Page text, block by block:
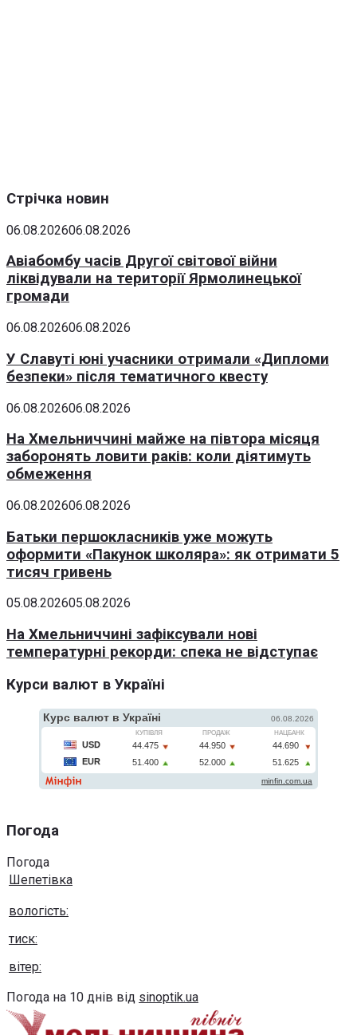
Стрічка новин
06.08.202606.08.2026
Авіабомбу часів Другої світової війни
ліквідували на території Ярмолинецької
громади
06.08.202606.08.2026
У Славуті юні учасники отримали «Дипломи
безпеки» після тематичного квесту
06.08.202606.08.2026
На Хмельниччині майже на півтора місяця
заборонять ловити раків: коли діятимуть
обмеження
06.08.202606.08.2026
Батьки першокласників уже можуть
оформити «Пакунок школяра»: як отримати 5
тисяч гривень
05.08.202605.08.2026
На Хмельниччині зафіксували нові
температурні рекорди: спека не відступає
Курси валют в Україні
Погода
Погода
Шепетівка
вологість:
тиск:
вітер:
Погода на 10 днів від sinoptik.ua